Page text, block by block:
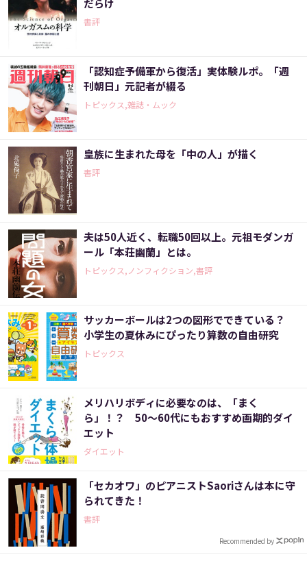
だらけ
書評
「認知症予備軍から復活」実体験ルポ。「週
刊朝日」元記者が綴る
トピックス,雑誌・ムック
皇族に生まれた母を「中の人」が描く
書評
夫は50人近く、転職50回以上。元祖モダンガ
ール「本荘幽蘭」とは。
トピックス,ノンフィクション,書評
サッカーボールは2つの図形でできている？
小学生の夏休みにぴったり算数の自由研究
トピックス
メリハリボディに必要なのは、「まく
ら」！？ 50～60代にもおすすめ画期的ダイ
エット
ダイエット
「セカオワ」のピアニストSaoriさんは本に守
られてきた！
書評
Recommended by